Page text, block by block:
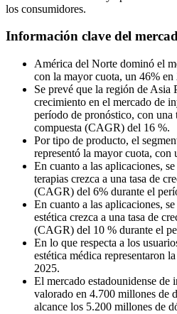
los consumidores.
Información clave del
América del Norte dominó el
con la mayor cuota, un 46% en
Se prevé que la región de Asia
crecimiento en el mercado de
período de pronóstico, con una
compuesta (CAGR) del 16 %.
Por tipo de producto, el
representó la mayor cuota, con
En cuanto a las aplicaciones,
terapias crezca a una tasa de
(CAGR) del 6% durante el
En cuanto a las aplicaciones,
estética crezca a una tasa de
(CAGR) del 10 % durante el
En lo que respecta a los
estética médica representaron
2025.
El mercado estadounidense de
valorado en 4.700 millones de
alcance los 5.200 millones de